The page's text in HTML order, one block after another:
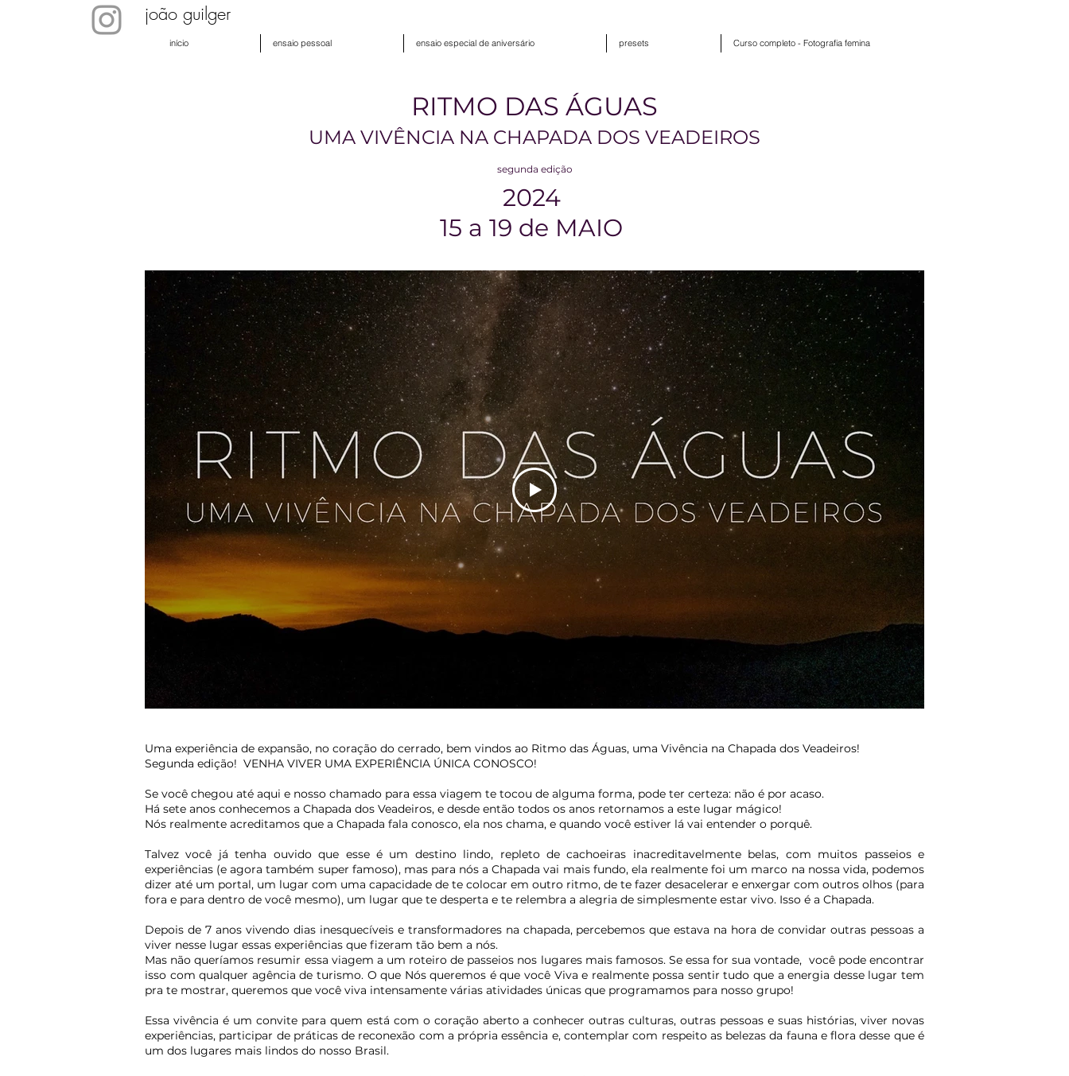
joão guilger
início ensaio pessoal ensaio especial de aniversário presets Curso completo - Fotografia femina
RITMO DAS ÁGUAS
UMA VIVÊNCIA NA CHAPADA DOS VEADEIROS
segunda edição
2024
15 a 19 de MAIO
Uma experiência de expansão, no coração do cerrado, bem vindos ao Ritmo das Águas, uma Vivência na Chapada dos Veadeiros!
Segunda edição! VENHA VIVER UMA EXPERIÊNCIA ÚNICA CONOSCO!
Se você chegou até aqui e nosso chamado para essa viagem te tocou de alguma forma, pode ter certeza: não é por acaso.
Há sete anos conhecemos a Chapada dos Veadeiros, e desde então todos os anos retornamos a este lugar mágico!
Nós realmente acreditamos que a Chapada fala conosco, ela nos chama, e quando você estiver lá vai entender o porquê.
Talvez você já tenha ouvido que esse é um destino lindo, repleto de cachoeiras inacreditavelmente belas, com muitos passeios e
experiências (e agora também super famoso), mas para nós a Chapada vai mais fundo, ela realmente foi um marco na nossa vida, podemos
dizer até um portal, um lugar com uma capacidade de te colocar em outro ritmo, de te fazer desacelerar e enxergar com outros olhos (para
fora e para dentro de você mesmo), um lugar que te desperta e te relembra a alegria de simplesmente estar vivo. Isso é a Chapada.
Depois de 7 anos vivendo dias inesquecíveis e transformadores na chapada, percebemos que estava na hora de convidar outras pessoas a
viver nesse lugar essas experiências que fizeram tão bem a nós.
Mas não queríamos resumir essa viagem a um roteiro de passeios nos lugares mais famosos. Se essa for sua vontade, você pode encontrar
isso com qualquer agência de turismo. O que Nós queremos é que você Viva e realmente possa sentir tudo que a energia desse lugar tem
pra te mostrar, queremos que você viva intensamente várias atividades únicas que programamos para nosso grupo!
Essa vivência é um convite para quem está com o coração aberto a conhecer outras culturas, outras pessoas e suas histórias, viver novas
experiências, participar de práticas de reconexão com a própria essência e, contemplar com respeito as belezas da fauna e flora desse que é
um dos lugares mais lindos do nosso Brasil.